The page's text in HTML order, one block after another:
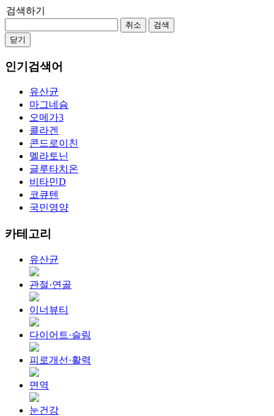
검색하기
취소
검색
닫기
인기검색어
유산균
마그네슘
오메가3
콜라겐
콘드로이친
멜라토닌
글루타치온
비타민D
코큐텐
국민영양
카테고리
유산균
관절·연골
이너뷰티
다이어트·슬림
피로개선·활력
면역
눈건강